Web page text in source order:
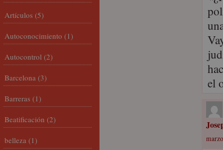
el
Artículos (5)
Autoconocimiento (1)
Autocontrol (2)
Barcelona (3)
Barreras (1)
Beatificación (2)
belleza (1)